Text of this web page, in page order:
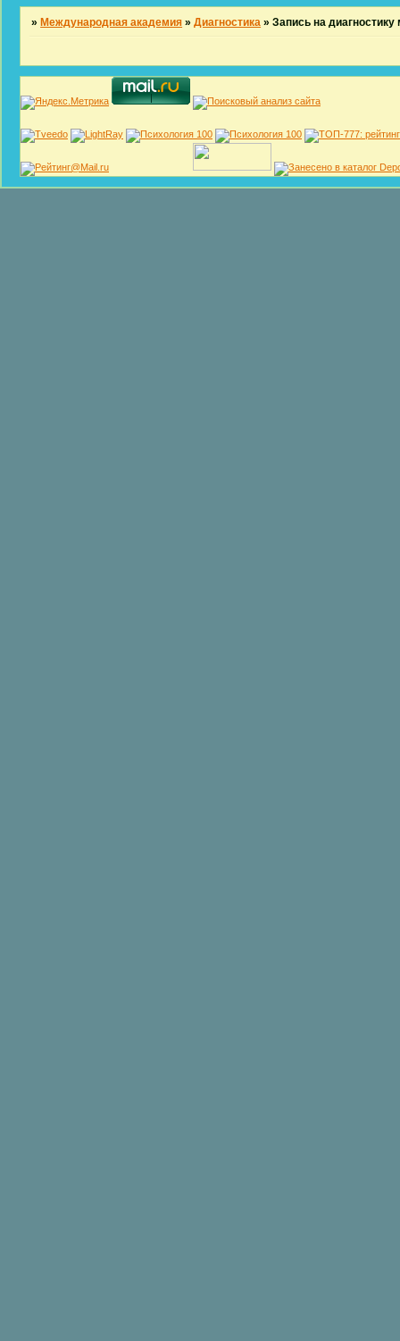
» Международная академия »Диагностика »Запись на диагностику